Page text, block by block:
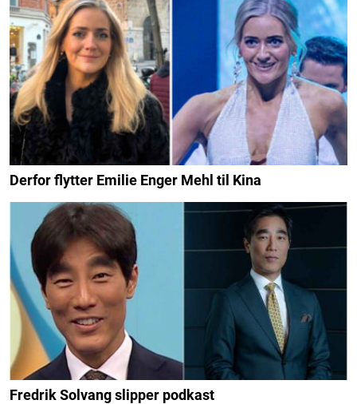
Derfor flytter Emilie Enger Mehl til Kina
Fredrik Solvang slipper podkast